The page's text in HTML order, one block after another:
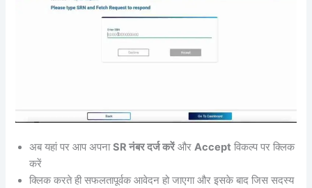
अब यहां पर आप अपनाSR नंबर दर्ज करेंऔरAccept विकल्प पर क्लिक
करें
क्लिक करते ही सफलतापूर्वक आवेदन हो जाएगा और इसके बाद जिस सदस्य